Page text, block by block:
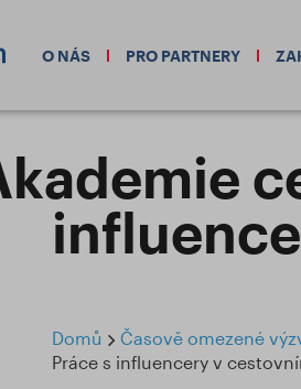
O NÁS PRO PARTNERY
Domů Časově omezené
Práce s influencery v